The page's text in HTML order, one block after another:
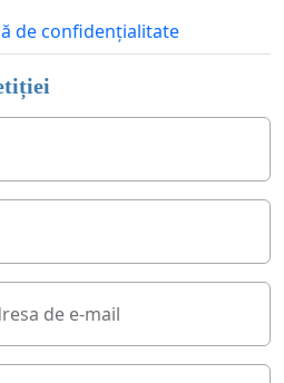
de confidențialitate
de e-mail